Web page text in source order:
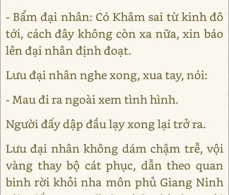
- Bẩm đại nhân: Có Khâm sai từ kinh đô
tới, cách đây không còn xa nữa, xin báo
lên đại nhân định đoạt.
Lưu đại nhân nghe xong, xua tay, nói:
- Mau đi ra ngoài xem tình hình.
Người đấy dập đầu lạy xong lại trở ra.
Lưu đại nhân không dám chậm trễ, vội
vàng thay bộ cát phục, dẫn theo quan
binh rời khỏi nha môn phủ Giang Ninh